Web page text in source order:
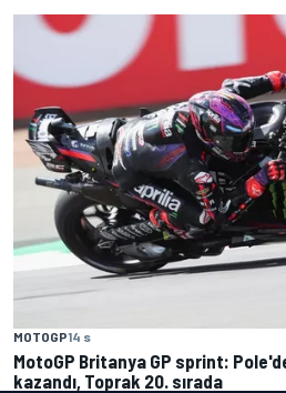
MOTOGP14 s
MotoGP Britanya GP sprint:
kazandı, Toprak 20. sırada